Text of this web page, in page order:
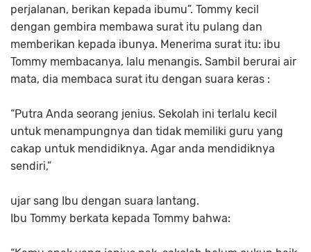
perjalanan, berikan kepada ibumu”. Tommy kecil
dengan gembira membawa surat itu pulang dan
memberikan kepada ibunya. Menerima surat itu: ibu
Tommy membacanya, lalu menangis. Sambil berurai air
mata, dia membaca surat itu dengan suara keras :
“Putra Anda seorang jenius. Sekolah ini terlalu kecil
untuk menampungnya dan tidak memiliki guru yang
cakap untuk mendidiknya. Agar anda mendidiknya
sendiri,”
ujar sang Ibu dengan suara lantang.
Ibu Tommy berkata kepada Tommy bahwa: